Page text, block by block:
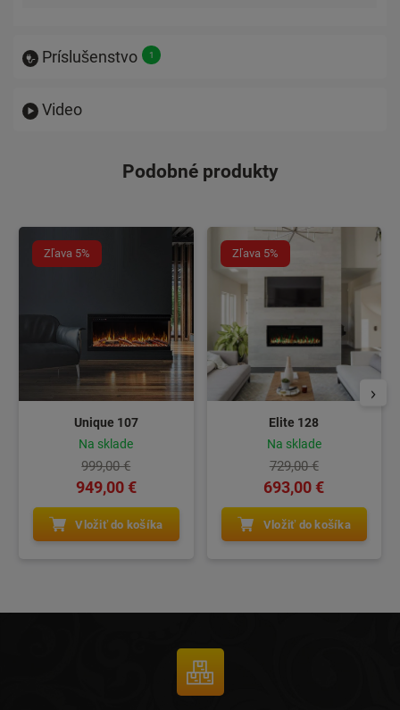
Príslušenstvo
Video
Podobné produkty
Zľava 5%
Unique 107
Na sklade
999,00 €
949,00 €
Vložiť do košíka
Zľava 5%
Elite 128
Na sklade
729,00 €
693,00 €
Vložiť do košíka